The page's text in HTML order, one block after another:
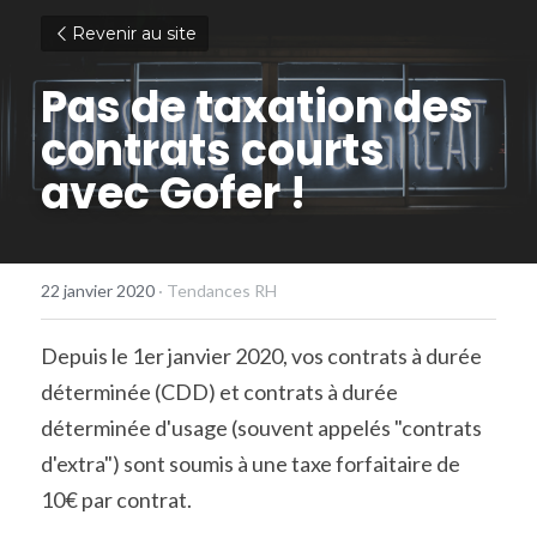
Revenir au site
Pas de taxation des
contrats courts
avec Gofer !
22 janvier 2020 · Tendances RH
Depuis le 1er janvier 2020, vos contrats à durée
déterminée (CDD) et contrats à durée
déterminée d'usage (souvent appelés "contrats
d'extra") sont soumis à une taxe forfaitaire de
10€ par contrat.